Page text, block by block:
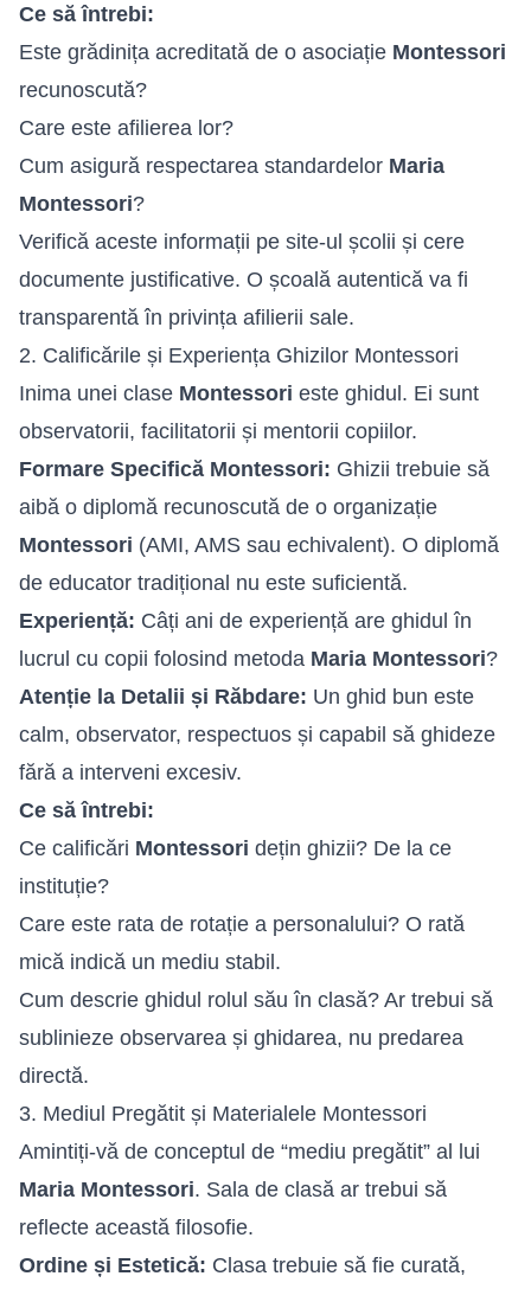
Ce să întrebi:
Este grădinița acreditată de o asociație Montessori
recunoscută?
Care este afilierea lor?
Cum asigură respectarea standardelor Maria
Montessori?
Verifică aceste informații pe site-ul școlii și cere
documente justificative. O școală autentică va fi
transparentă în privința afilierii sale.
2. Calificările și Experiența Ghizilor Montessori
Inima unei clase Montessori este ghidul. Ei sunt
observatorii, facilitatorii și mentorii copiilor.
Formare Specifică Montessori: Ghizii trebuie să
aibă o diplomă recunoscută de o organizație
Montessori (AMI, AMS sau echivalent). O diplomă
de educator tradițional nu este suficientă.
Experiență: Câți ani de experiență are ghidul în
lucrul cu copii folosind metoda Maria Montessori?
Atenție la Detalii și Răbdare: Un ghid bun este
calm, observator, respectuos și capabil să ghideze
fără a interveni excesiv.
Ce să întrebi:
Ce calificări Montessori dețin ghizii? De la ce
instituție?
Care este rata de rotație a personalului? O rată
mică indică un mediu stabil.
Cum descrie ghidul rolul său în clasă? Ar trebui să
sublinieze observarea și ghidarea, nu predarea
directă.
3. Mediul Pregătit și Materialele Montessori
Amintiți-vă de conceptul de “mediu pregătit” al lui
Maria Montessori. Sala de clasă ar trebui să
reflecte această filosofie.
Ordine și Estetică: Clasa trebuie să fie curată,